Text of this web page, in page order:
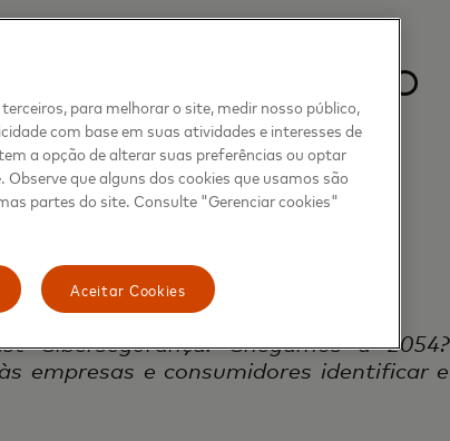
no mundo
podcast
Cibersegurança: Chegamos a 2054?
empresas e consumidores identificar e
para melhorar o site, medir nosso público,
com base em suas atividades e interesses de
a opção de alterar suas preferências ou optar
que alguns dos cookies que usamos são
partes do site. Consulte "Gerenciar cookies"
Aceitar Cookies